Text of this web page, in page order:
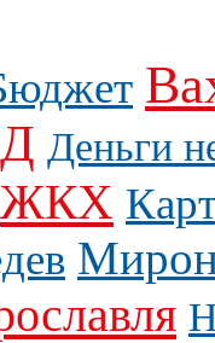
Деньги
ЖКХ